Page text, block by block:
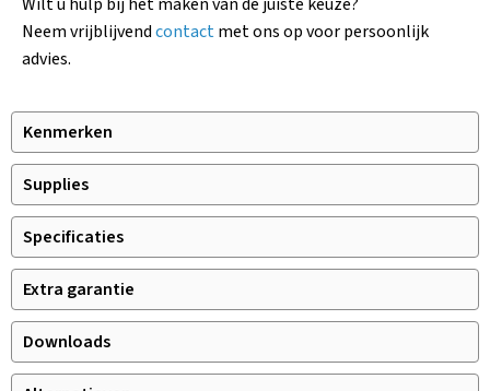
Kenmerken
Supplies
Specificaties
Extra garantie
Downloads
Neem vrijblijvendcontactmet ons op voor persoonlijk
advies.